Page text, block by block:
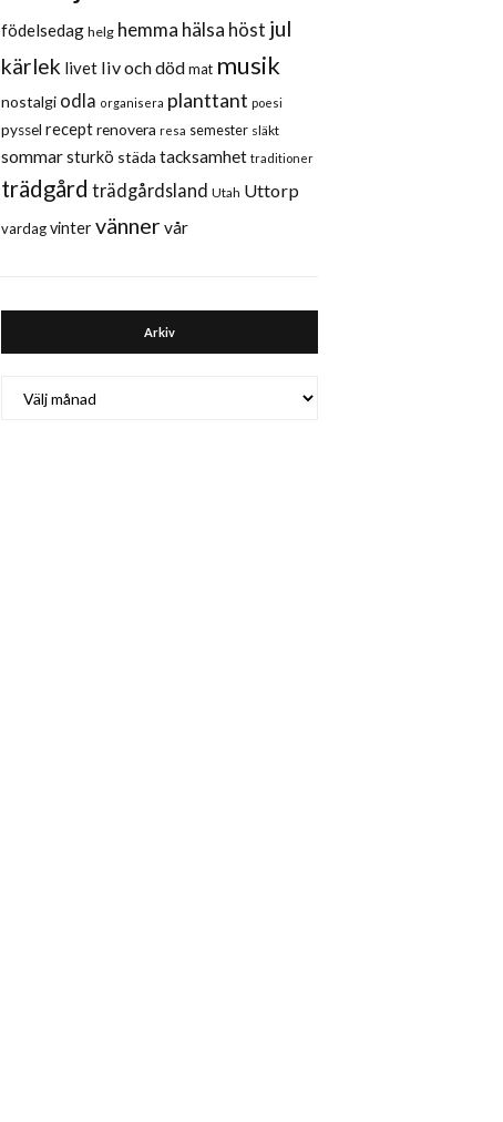
födelsedag helg hemma hälsa höst jul
kärlek livet liv och död mat musik
nostalgi odla organisera planttant poesi
pyssel receptrenovera resa semester släkt
sommarsturkö städa tacksamhet traditioner
trädgård trädgårdsland Utah Uttorp
vardag vintervänner vår
Arkiv